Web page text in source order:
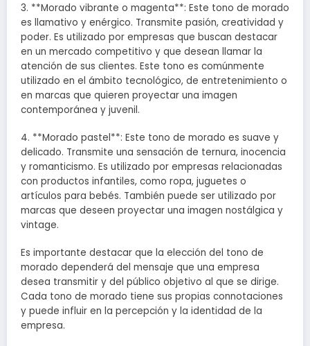
3. **Morado vibrante o magenta**: Este tono de morado
es llamativo y enérgico. Transmite pasión, creatividad y
poder. Es utilizado por empresas que buscan destacar
en un mercado competitivo y que desean llamar la
atención de sus clientes. Este tono es comúnmente
utilizado en el ámbito tecnológico, de entretenimiento o
en marcas que quieren proyectar una imagen
contemporánea y juvenil.
4. **Morado pastel**: Este tono de morado es suave y
delicado. Transmite una sensación de ternura, inocencia
y romanticismo. Es utilizado por empresas relacionadas
con productos infantiles, como ropa, juguetes o
artículos para bebés. También puede ser utilizado por
marcas que deseen proyectar una imagen nostálgica y
vintage.
Es importante destacar que la elección del tono de
morado dependerá del mensaje que una empresa
desea transmitir y del público objetivo al que se dirige.
Cada tono de morado tiene sus propias connotaciones
y puede influir en la percepción y la identidad de la
empresa.